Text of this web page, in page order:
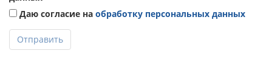
Даю согласие на обработку персональных данных
Отправить